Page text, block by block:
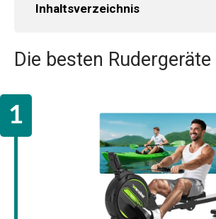
Inhaltsverzeichnis
Die besten Rudergeräte